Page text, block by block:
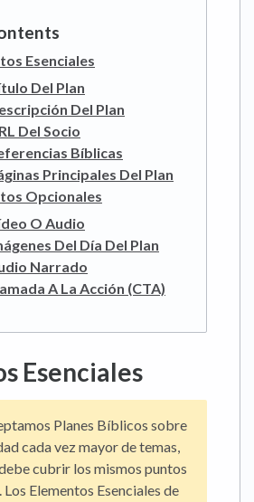
Esenciales
Del Plan
Del Plan
Del Socio
Bíblicas
Principales Del Plan
Opcionales
O Audio
Del Día Del Plan
Narrado
A La Acción (CTA)
Esenciales
Planes Bíblicos sobre
cada vez mayor de temas,
cubrir los mismos puntos
Los Elementos Esenciales de